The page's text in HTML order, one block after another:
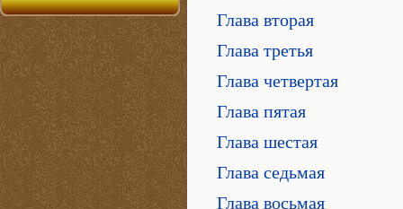
Глава вторая
Глава третья
Глава четвертая
Глава пятая
Глава шестая
Глава седьмая
Глава восьмая